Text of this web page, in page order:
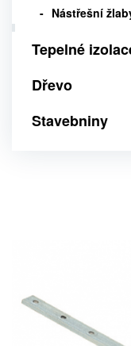
Nástřešní
Tepelné
Dřevo
Stavebniny